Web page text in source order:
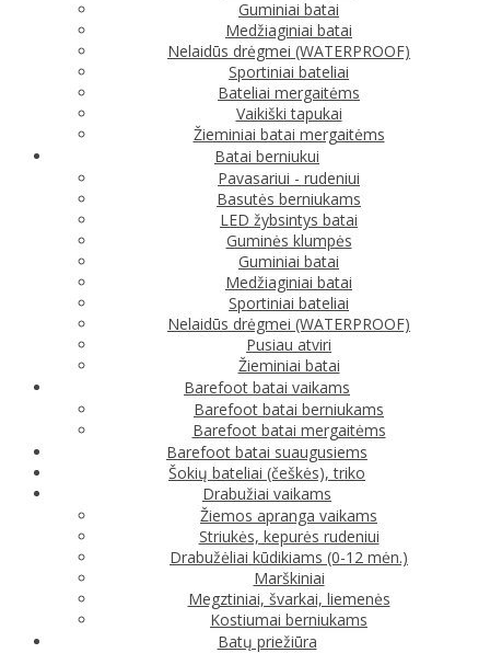
Guminiai batai
Medžiaginiai batai
Nelaidūs drėgmei (WATERPROOF)
Sportiniai bateliai
Bateliai mergaitėms
Vaikiški tapukai
Žieminiai batai mergaitėms
Batai berniukui
Pavasariui - rudeniui
Basutės berniukams
LED žybsintys batai
Guminės klumpės
Guminiai batai
Medžiaginiai batai
Sportiniai bateliai
Nelaidūs drėgmei (WATERPROOF)
Pusiau atviri
Žieminiai batai
Barefoot batai vaikams
Barefoot batai berniukams
Barefoot batai mergaitėms
Barefoot batai suaugusiems
Šokių bateliai (češkės), triko
Drabužiai vaikams
Žiemos apranga vaikams
Striukės, kepurės rudeniui
Drabužėliai kūdikiams (0-12 mėn.)
Marškiniai
Megztiniai, švarkai, liemenės
Kostiumai berniukams
Batų priežiūra